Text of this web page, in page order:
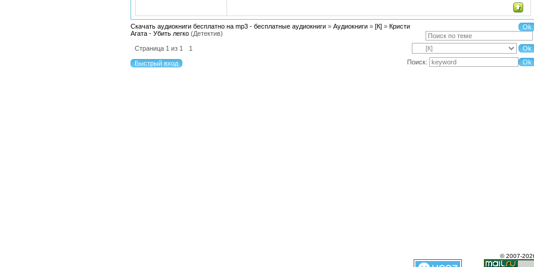
Скачать аудиокниги бесплатно на mp3 - бесплатные аудиокниги » Аудиокниги » [К] » Кристи
Агата - Убить легко (Детектив)
Страница 1 из 1
1
Поиск:
© 2007-